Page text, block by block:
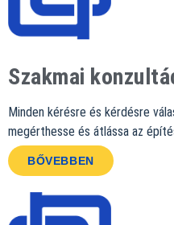
Szakmai
Minden kérésre és kérdésre
megérthesse és átlássa az
BŐVEBBEN